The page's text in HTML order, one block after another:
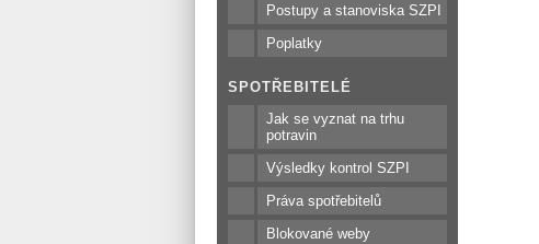
Postupy a stanoviska SZPI
Poplatky
SPOTŘEBITELÉ
Jak se vyznat na trhu
potravin
Výsledky kontrol SZPI
Práva spotřebitelů
Blokované weby